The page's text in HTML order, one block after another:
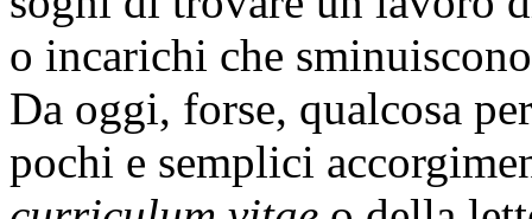
o incarichi che
Da oggi, forse, qualcosa
pochi e semplici